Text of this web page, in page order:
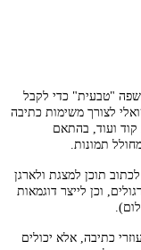
"טבעית" כדי לקבל
לצורך משימות כתיבה
ועוד, בהתאם
תמונות.
תוכן למצגת ולארגן
וכן לייצר דוגמאות
כתיבה, אלא יכולים